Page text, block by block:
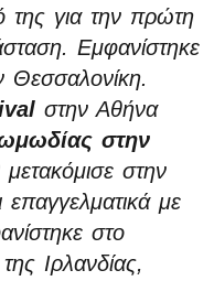
της για την πρώτη
Εμφανίστηκε
στην Αθήνα
στην
στην
με
στο
Ιρλανδίας,